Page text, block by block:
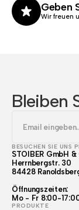
Geben
Wir freuen
Bleiben
BESUCHEN SIE UNS
STOIBER GmbH &
Herrnbergstr. 30
84428
Öffnungszeiten:
Mo - Fr 8:00-
PRODUKTE